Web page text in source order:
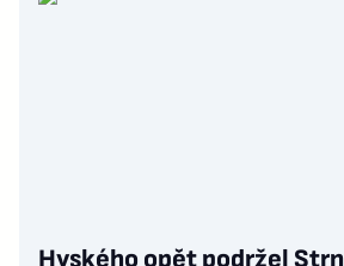
Hyského opět podržel